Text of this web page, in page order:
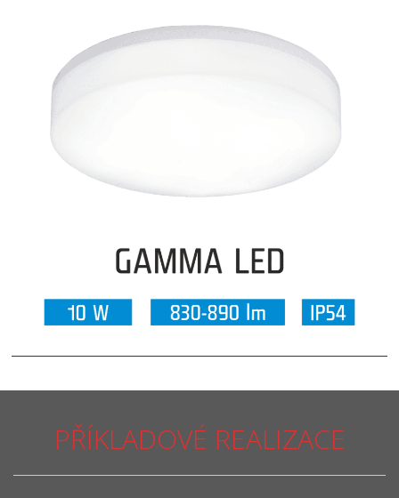
PŘÍKLADOVÉ REALIZACE